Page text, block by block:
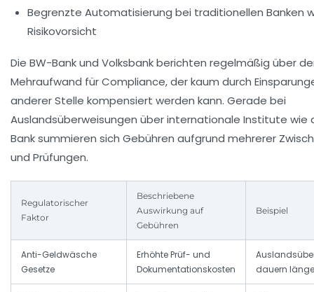
Begrenzte Automatisierung bei traditionellen Banken
Risikovorsicht
Die BW-Bank und Volksbank berichten regelmäßig über
Mehraufwand für Compliance, der kaum durch
anderer Stelle kompensiert werden kann. Gerade bei
Auslandsüberweisungen über internationale Institute wie
Bank summieren sich Gebühren aufgrund mehrerer
und Prüfungen.
Regulatorischer
Faktor
Beschriebene
Auswirkung auf
Gebühren
Beispiel
Anti-Geldwäsche
Gesetze
Erhöhte Prüf- und
Dokumentationskosten
dauern